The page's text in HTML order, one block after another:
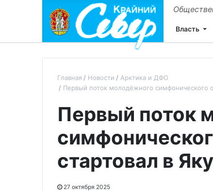
Власть
Главная Новости
Арктика и ДФО
Первый поток молодёжного симфонического
Первый поток
стартовал в
27 октября 2025